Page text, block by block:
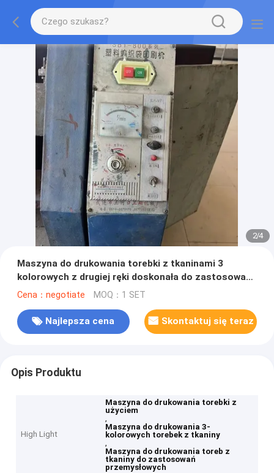
2/4
Maszyna do drukowania torebki z tkaninami 3
kolorowych z drugiej ręki doskonała do zastosowań
przemysłowych
Cena：negotiate MOQ：1 SET
Najlepsza cena Skontaktuj się teraz
Opis Produktu
High Light
Maszyna do drukowania torebki z
użyciem
,
Maszyna do drukowania 3-
kolorowych torebek z tkaniny
,
Maszyna do drukowania toreb z
tkaniny do zastosowań
przemysłowych